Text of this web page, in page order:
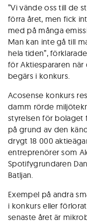
”Vi vände oss till de
förra året, men fick
med på många
Man kan inte gå till
hela tiden”,
för Aktiespararen
begärs i konkurs.
Acosense konkurs
damm rörde
styrelsen för bolaget
på grund av den
drygt 18 000
entreprenörer som
Spotifygrundaren
Batljan.
Exempel på andra
i konkurs eller
senaste året är